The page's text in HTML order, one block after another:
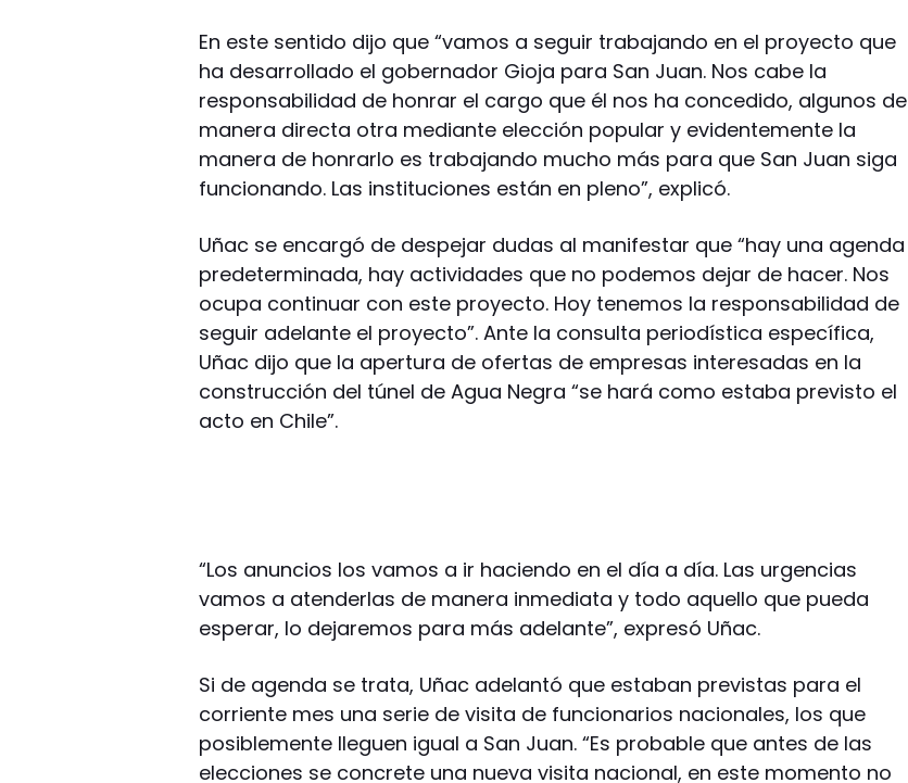
En este sentido dijo que “vamos a seguir trabajando en el proyecto que
ha desarrollado el gobernador Gioja para San Juan. Nos cabe la
responsabilidad de honrar el cargo que él nos ha concedido, algunos de
manera directa otra mediante elección popular y evidentemente la
manera de honrarlo es trabajando mucho más para que San Juan siga
funcionando. Las instituciones están en pleno”, explicó.
Uñac se encargó de despejar dudas al manifestar que “hay una agenda
predeterminada, hay actividades que no podemos dejar de hacer. Nos
ocupa continuar con este proyecto. Hoy tenemos la responsabilidad de
seguir adelante el proyecto”. Ante la consulta periodística específica,
Uñac dijo que la apertura de ofertas de empresas interesadas en la
construcción del túnel de Agua Negra “se hará como estaba previsto el
acto en Chile”.
“Los anuncios los vamos a ir haciendo en el día a día. Las urgencias
vamos a atenderlas de manera inmediata y todo aquello que pueda
esperar, lo dejaremos para más adelante”, expresó Uñac.
Si de agenda se trata, Uñac adelantó que estaban previstas para el
corriente mes una serie de visita de funcionarios nacionales, los que
posiblemente lleguen igual a San Juan. “Es probable que antes de las
elecciones se concrete una nueva visita nacional, en este momento no